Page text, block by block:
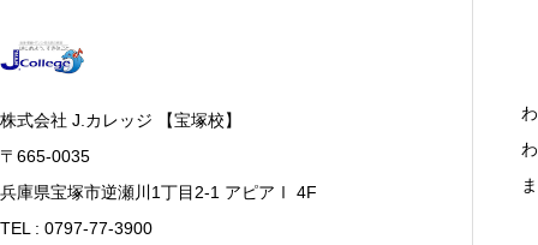
株式会社 J.カレッジ 【宝塚校】
〒665-0035
兵庫県宝塚市逆瀬川1丁目2-1 アピアⅠ 4F
TEL : 0797-77-3900